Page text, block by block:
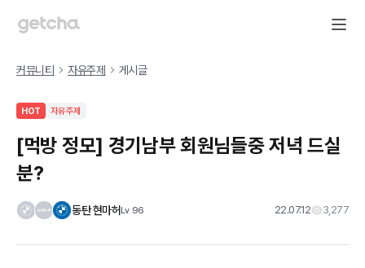
커뮤니티 자유주제 게시글
HOT 자유주제
[먹방 정모] 경기남부 회원님들중 저녁 드실
분?
동탄 현마허Lv 96 22.07.12 3,277